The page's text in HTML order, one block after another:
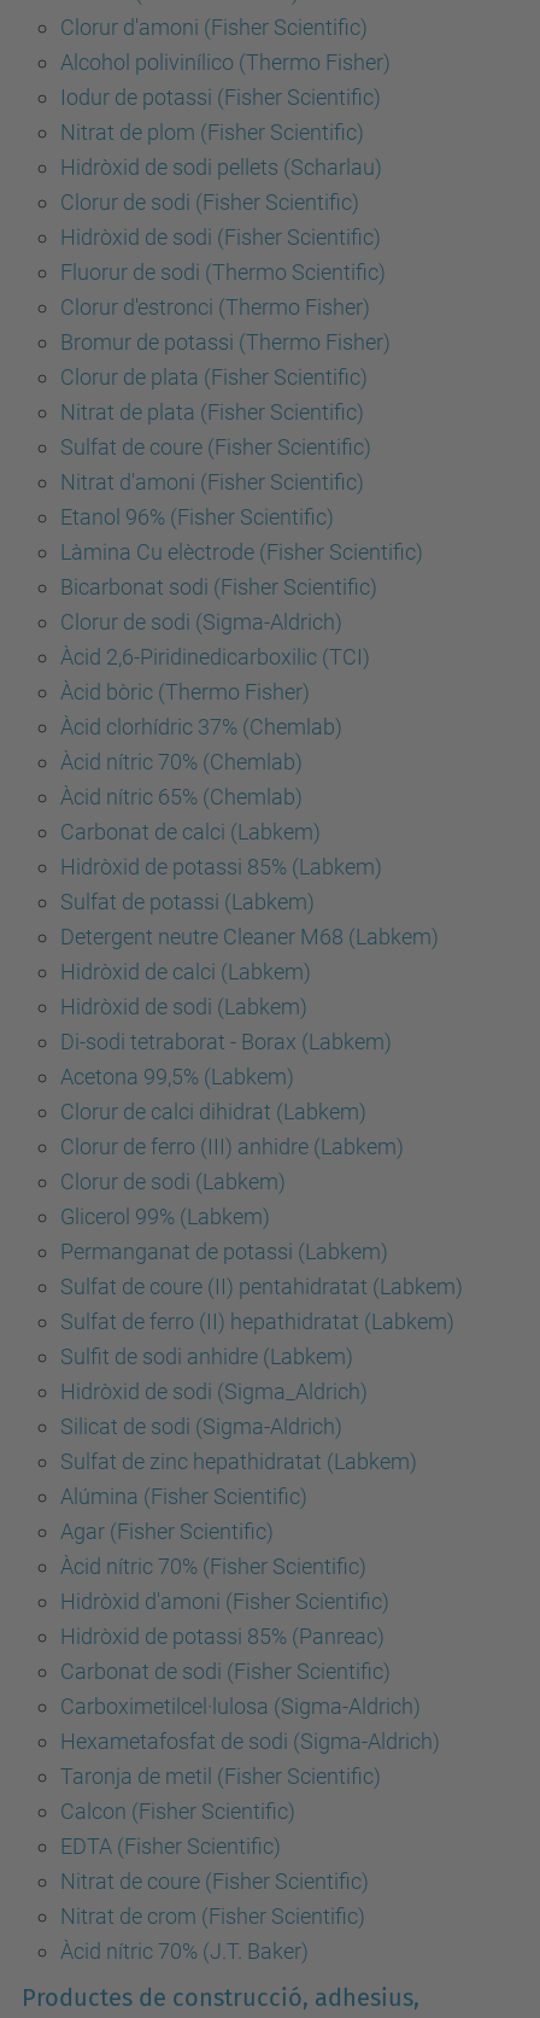
Clorur d'amoni (Fisher Scientific)
Alcohol polivinílico (Thermo Fisher)
Iodur de potassi (Fisher Scientific)
Nitrat de plom (Fisher Scientific)
Hidròxid de sodi pellets (Scharlau)
Clorur de sodi (Fisher Scientific)
Hidròxid de sodi (Fisher Scientific)
Fluorur de sodi (Thermo Scientific)
Clorur d'estronci (Thermo Fisher)
Bromur de potassi (Thermo Fisher)
Clorur de plata (Fisher Scientific)
Nitrat de plata (Fisher Scientific)
Sulfat de coure (Fisher Scientific)
Nitrat d'amoni (Fisher Scientific)
Etanol 96% (Fisher Scientific)
Làmina Cu elèctrode (Fisher Scientific)
Bicarbonat sodi (Fisher Scientific)
Clorur de sodi (Sigma-Aldrich)
Àcid 2,6-Piridinedicarboxilic (TCI)
Àcid bòric (Thermo Fisher)
Àcid clorhídric 37% (Chemlab)
Àcid nítric 70% (Chemlab)
Àcid nítric 65% (Chemlab)
Carbonat de calci (Labkem)
Hidròxid de potassi 85% (Labkem)
Sulfat de potassi (Labkem)
Detergent neutre Cleaner M68 (Labkem)
Hidròxid de calci (Labkem)
Hidròxid de sodi (Labkem)
Di-sodi tetraborat - Borax (Labkem)
Acetona 99,5% (Labkem)
Clorur de calci dihidrat (Labkem)
Clorur de ferro (III) anhidre (Labkem)
Clorur de sodi (Labkem)
Glicerol 99% (Labkem)
Permanganat de potassi (Labkem)
Sulfat de coure (II) pentahidratat (Labkem)
Sulfat de ferro (II) hepathidratat (Labkem)
Sulfit de sodi anhidre (Labkem)
Hidròxid de sodi (Sigma_Aldrich)
Silicat de sodi (Sigma-Aldrich)
Sulfat de zinc hepathidratat (Labkem)
Alúmina (Fisher Scientific)
Agar (Fisher Scientific)
Àcid nítric 70% (Fisher Scientific)
Hidròxid d'amoni (Fisher Scientific)
Hidròxid de potassi 85% (Panreac)
Carbonat de sodi (Fisher Scientific)
Carboximetilcel·lulosa (Sigma-Aldrich)
Hexametafosfat de sodi (Sigma-Aldrich)
Taronja de metil (Fisher Scientific)
Calcon (Fisher Scientific)
EDTA (Fisher Scientific)
Nitrat de coure (Fisher Scientific)
Nitrat de crom (Fisher Scientific)
Àcid nítric 70% (J.T. Baker)
Productes de construcció, adhesius,